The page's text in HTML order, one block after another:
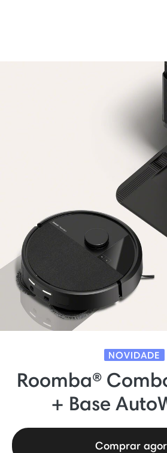
NOVIDADE
Roomba®
+ Base
Comprar